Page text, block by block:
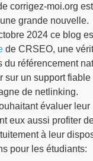
corrigez-moi.org
grande nouvelle.
2024 ce blog
de CRSEO, une
du référencement
sur un support
de netlinking.
évaluer
eux aussi profiter
à leur
pour les étudiants: